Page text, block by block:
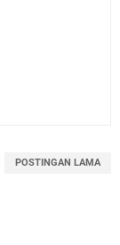
POSTINGAN LAMA